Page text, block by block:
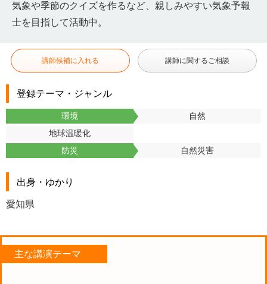
気象や季節のクイズを作るなど、親しみやすい気象予報
士を目指して活動中。
講師候補に入れる 講師に関するご相談
登録テーマ・ジャンル
環境
自然
地球温暖化
防災
自然災害
出身・ゆかり
愛知県
主な講演テーマ